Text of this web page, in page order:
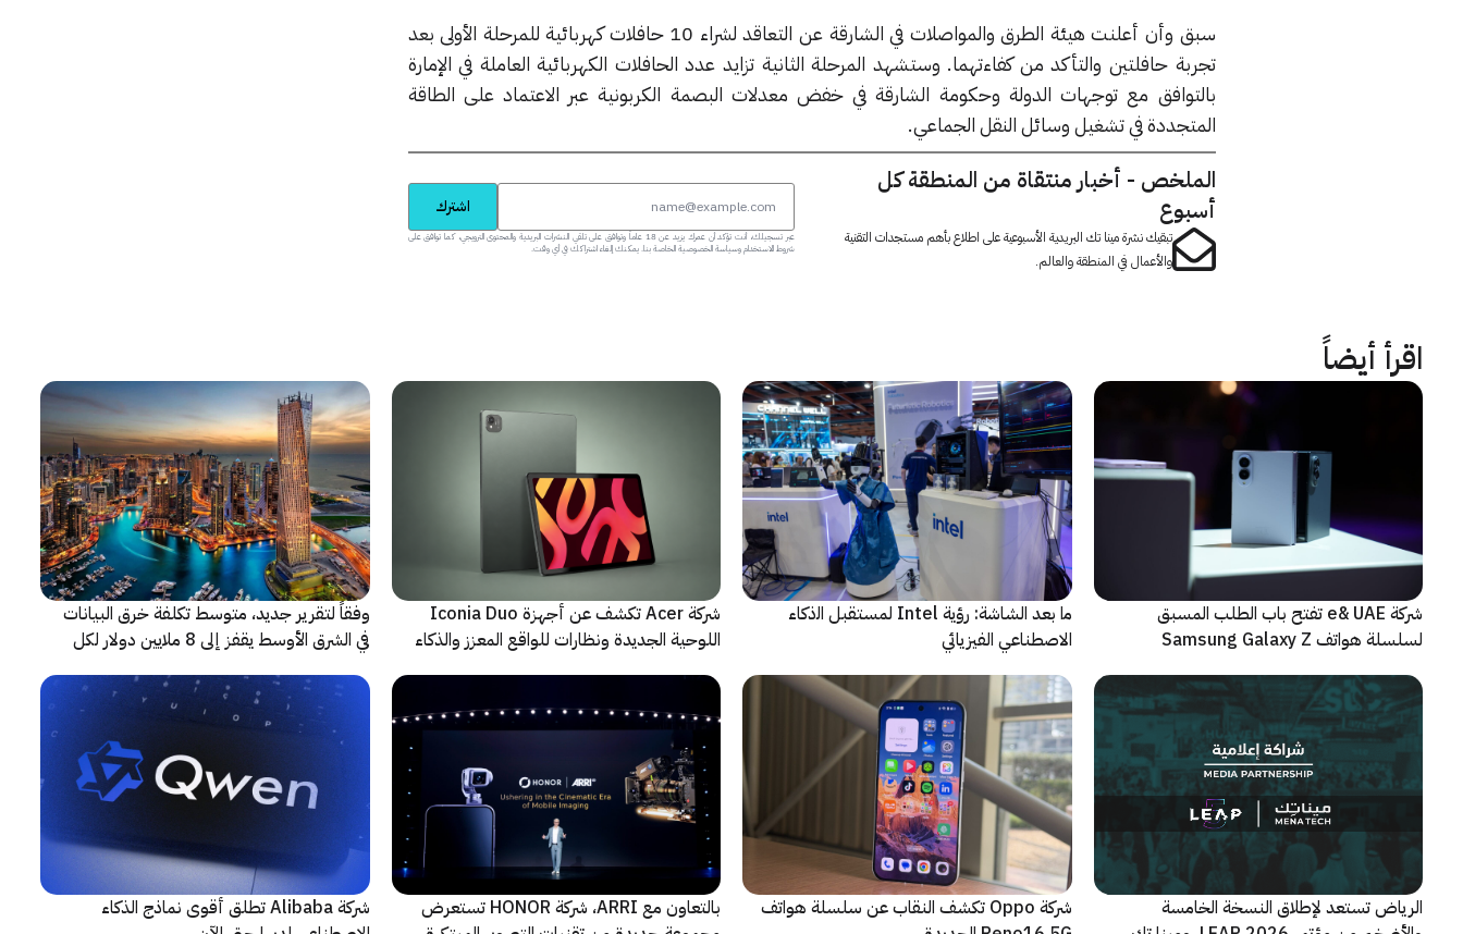
سبق وأن أعلنت هيئة الطرق والمواصلات في الشارقة عن التعاقد لشراء 10 حافلات كهربائية للمرحلة الأولى بعد
تجربة حافلتين والتأكد من كفاءتهما. وستشهد المرحلة الثانية تزايد عدد الحافلات الكهربائية العاملة في الإمارة
بالتوافق مع توجهات الدولة وحكومة الشارقة في خفض معدلات البصمة الكربونية عبر الاعتماد على الطاقة
المتجددة في تشغيل وسائل النقل الجماعي.
الملخص - أخبار منتقاة من المنطقة كل
أسبوع
تبقيك نشرة مينا تك البريدية الأسبوعية على اطلاع بأهم مستجدات التقنية
والأعمال في المنطقة والعالم.
اشترك
عبر تسجيلك، أنت تؤكد أن عمرك يزيد عن 18 عاماً وتوافق على تلقي النشرات البريدية والمحتوى الترويجي، كما توافق على
شروط الاستخدام وسياسة الخصوصية الخاصة بنا. يمكنك إلغاء اشتراكك في أي وقت.
اقرأ أيضاً
شركة e& UAE تفتح باب الطلب المسبق
لسلسلة هواتف Samsung Galaxy Z
ﻣا بعد الشاشة: رؤية Intel لمستقبل اﻟذﻛﺎء
الاصطناعي الفيزيائي
شركة Acer تكشف عن أجهزة Iconia Duo
اللوحية الجديدة ونظارات للواقع المعزز والذكاء
وفقاً لتقرير جديد، متوسط تكلفة خرق البيانات
في الشرق الأوسط يقفز إلى 8 ملايين دولار لكل
الرياض تستعد لإطلاق النسخة الخامسة
شركة Oppo تكشف النقاب عن سلسلة هواتف
بالتعاون مع ARRI، شركة HONOR تستعرض
شركة Alibaba تطلق أقوى نماذج الذكاء